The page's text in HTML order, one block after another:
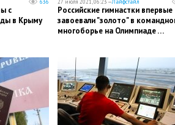
636
с
в Крыму
27 июля 2021, 06:23 —Лайфстайл
Российские гимнастки впервые
завоевали "золото" в
многоборье на Олимпиаде …